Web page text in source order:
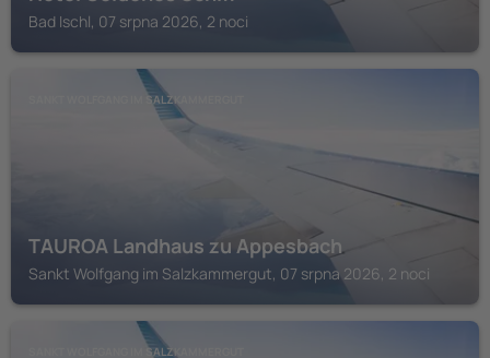
Bad Ischl, 07 srpna 2026, 2 noci
SANKT WOLFGANG IM SALZKAMMERGUT
TAUROA Landhaus zu Appesbach
Sankt Wolfgang im Salzkammergut, 07 srpna 2026, 2 noci
SANKT WOLFGANG IM SALZKAMMERGUT